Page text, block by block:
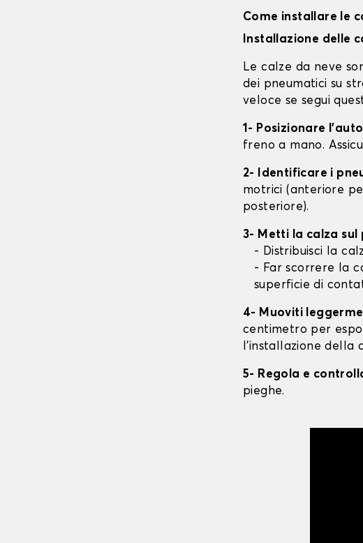
Come installare le
Installazione delle
Le calze da neve
dei pneumatici su
veloce se segui
1- Posizionare l'auto
freno a mano.
2- Identificare i
motrici (anteriore
posteriore).
3- Metti la calza
- Distribuisci la
- Far scorrere la
superficie di
4- Muoviti
centimetro per
l'installazione della
5- Regola e
pieghe.